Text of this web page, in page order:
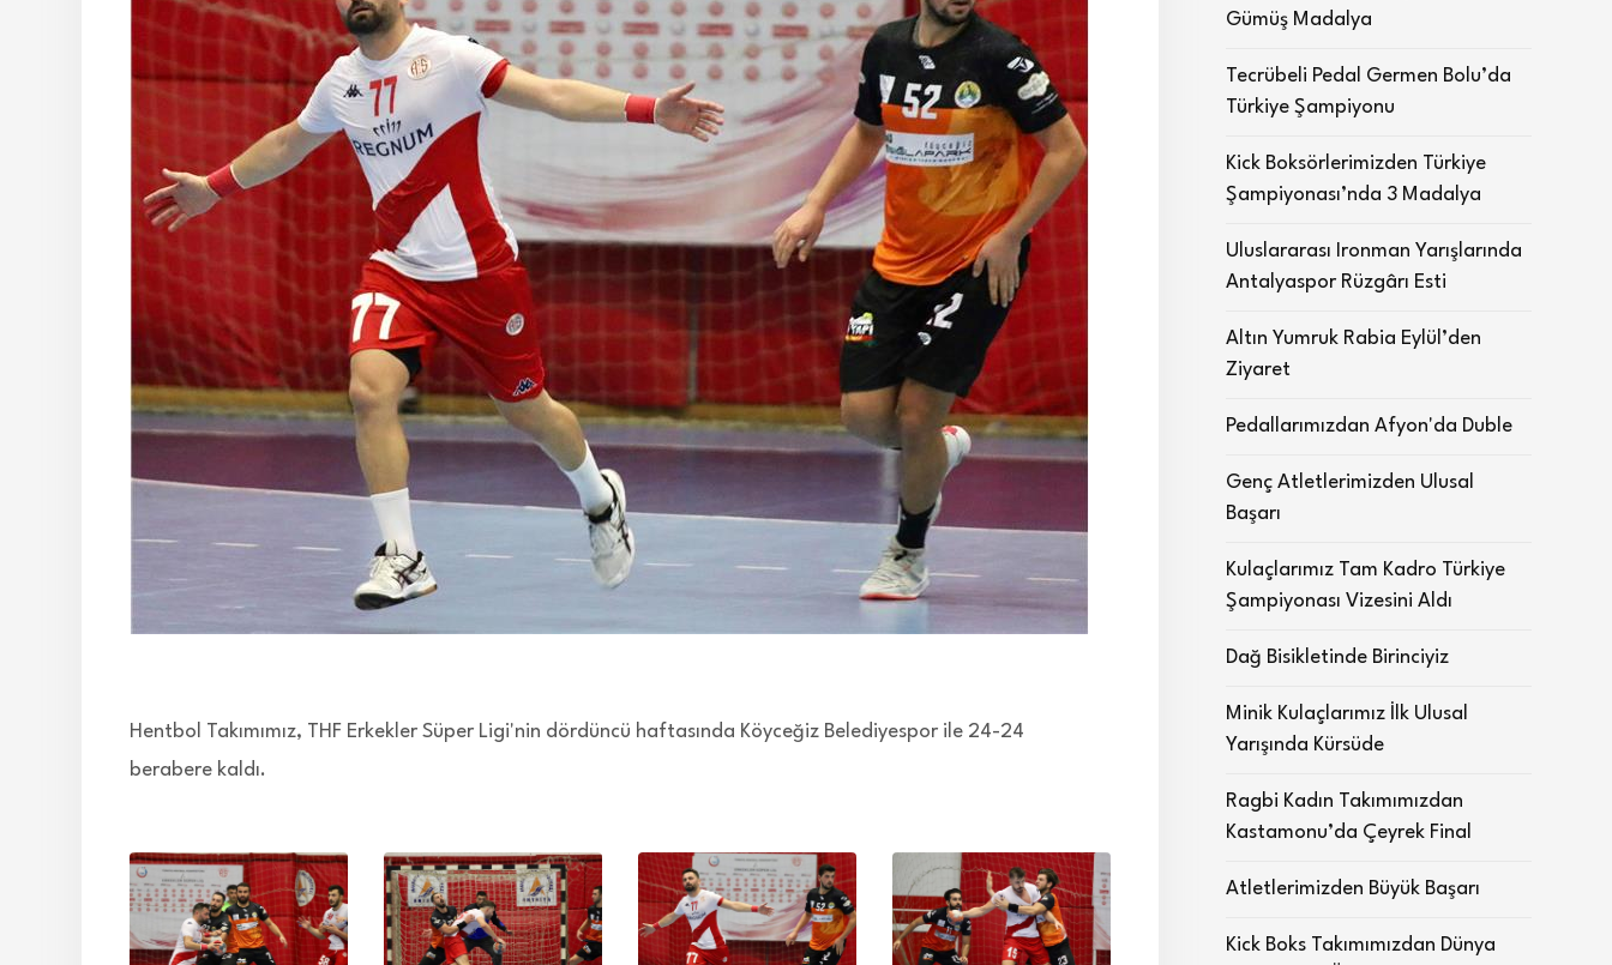
Hentbol Takımımız, THF Erkekler Süper Ligi'nin dördüncü haftasında Köyceğiz Belediyespor ile 24-24
berabere kaldı.
Gümüş Madalya
Tecrübeli Pedal Germen Bolu’da
Türkiye Şampiyonu
Kick Boksörlerimizden Türkiye
Şampiyonası’nda 3 Madalya
Uluslararası Ironman Yarışlarında
Antalyaspor Rüzgârı Esti
Altın Yumruk Rabia Eylül’den
Ziyaret
Pedallarımızdan Afyon'da Duble
Genç Atletlerimizden Ulusal
Başarı
Kulaçlarımız Tam Kadro Türkiye
Şampiyonası Vizesini Aldı
Dağ Bisikletinde Birinciyiz
Minik Kulaçlarımız İlk Ulusal
Yarışında Kürsüde
Ragbi Kadın Takımımızdan
Kastamonu’da Çeyrek Final
Atletlerimizden Büyük Başarı
Kick Boks Takımımızdan Dünya